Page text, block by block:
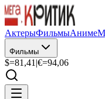
АктерыФильмыАниме
Фильмы
$=81,41 |€=94,06